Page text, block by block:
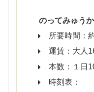
のってみゅう
所要時間：
運賃：大人
本数：１日
時刻表：